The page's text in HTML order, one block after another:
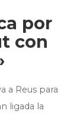
por
con
a Reus para
ligada la